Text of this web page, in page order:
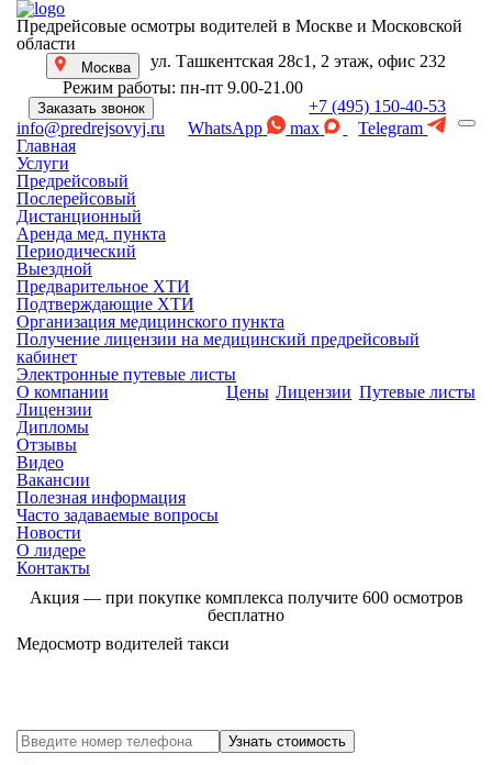
Предрейсовые осмотры водителей в Москве и Московской
области
Москва
ул. Ташкентская 28с1, 2 этаж, офис 232
Режим работы: пн-пт 9.00-21.00
Заказать звонок
info@predrejsovyj.ru
+7 (495) 150-40-53
WhatsApp
max
Telegram
Главная
Услуги
Предрейсовый
Послерейсовый
Дистанционный
Аренда мед. пункта
Периодический
Выездной
Предварительное ХТИ
Подтверждающие ХТИ
Организация медицинского пункта
Получение лицензии на медицинский предрейсовый
кабинет
Электронные путевые листы
О компании
Лицензии
Дипломы
Отзывы
Видео
Вакансии
Полезная информация
Часто задаваемые вопросы
Новости
О лидере
Цены Лицензии Путевые листы
Контакты
Акция— при покупке комплекса получите 600 осмотров
бесплатно
Медосмотр водителей такси